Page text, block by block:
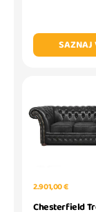
SAZNAJ
2.901,00 €
Chesterfield